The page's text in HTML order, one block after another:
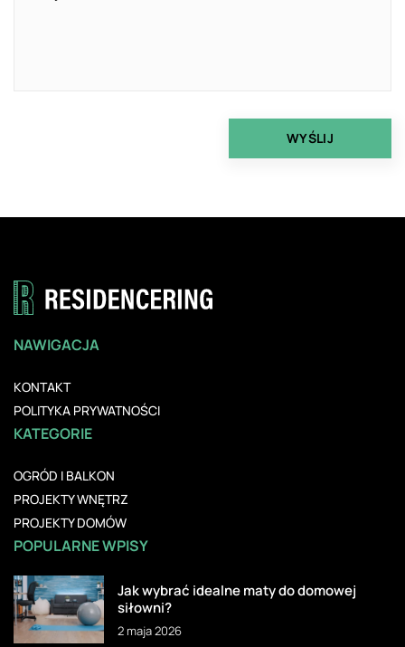
NAWIGACJA
KONTAKT
POLITYKA PRYWATNOŚCI
KATEGORIE
OGRÓD I BALKON
PROJEKTY WNĘTRZ
PROJEKTY DOMÓW
POPULARNE WPISY
Jak wybrać idealne maty do domowej
siłowni?
2 maja 2026